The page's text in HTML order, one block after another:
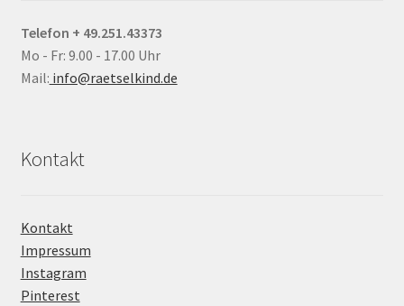
Telefon + 49.251.43373
Mo - Fr: 9.00 - 17.00 Uhr
Mail: info@raetselkind.de
Kontakt
Kontakt
Impressum
Instagram
Pinterest